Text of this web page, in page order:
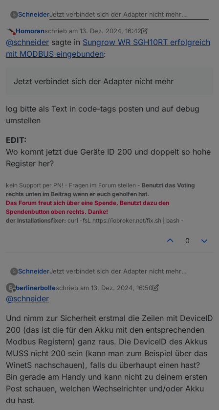
S SchneiderJetzt verbindet sich der Adapter nicht mehr
Nicht stören
Homoranschrieb am 13. Dez. 2024, 16:42
zuletzt editiert von Homoran
@schneider sagte in Sungrow WR SGH10RT erfolgreich
mit MODBUS eingebunden:
Jetzt verbindet sich der Adapter nicht mehr
log bitte als Text in code-tags posten und auf debug
umstellen
EDIT:
Wo komnt jetzt due Geräte ID 200 und doppelt so hohe
Register her?
kein Support per PN! - Fragen im Forum stellen - Benutzt das Voting
rechts unten im Beitrag wenn er euch geholfen hat.
Das Forum freut sich über eine Spende. Benutzt dazu den
Spendenbutton oben rechts. Danke!
der Installationsfixer: curl -fsL https://iobroker.net/fix.sh | bash -
0
S SchneiderJetzt verbindet sich der Adapter nicht mehr
B
Offline
berlinerbolleschrieb am 13. Dez. 2024, 16:50
zuletzt editiert von berlinerbolle
@schneider
Und nimm zur Sicherheit erstmal die Zeilen mit DeviceID
200 (das ist die für den Akku mit den entsprechenden
Modbus Registern) ganz raus. Die DeviceID des Akkus
MUSS nicht 200 sein (kann man zum Beispiel über das
WinetS nachschauen), falls du überhaupt einen hast?
Bin gerade am Handy und kann nicht zu deinem ersten
Post schauen, welchen Wechselrichter und/oder Akku
du hast.